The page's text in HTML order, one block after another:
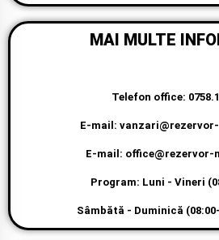
MAI MULTE
Telefon office:
E-mail:
E-mail:
Program: Luni - Vineri
Sâmbătă - Duminică